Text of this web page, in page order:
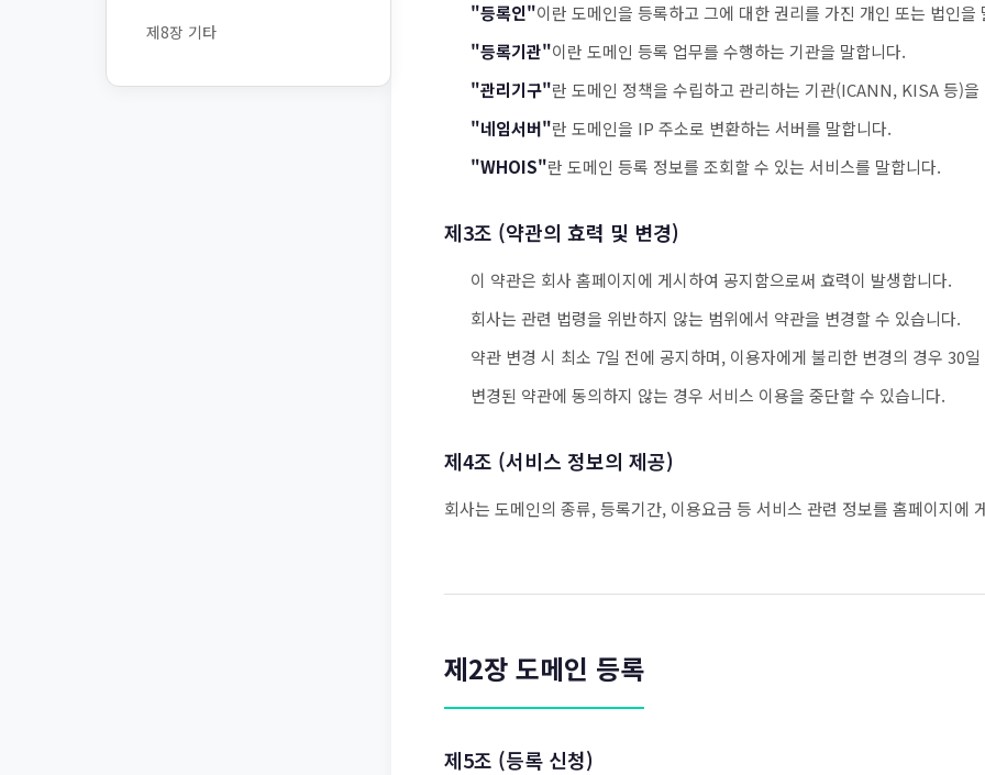
제8장 기타
"등록인"이란 도메인을 등록하고 그에 대한 권리를 가진 개인 또는 법인을
"등록기관"이란 도메인 등록 업무를 수행하는 기관을 말합니다.
"관리기구"란 도메인 정책을 수립하고 관리하는 기관(ICANN, KISA 등)을
"네임서버"란 도메인을 IP 주소로 변환하는 서버를 말합니다.
"WHOIS"란 도메인 등록 정보를 조회할 수 있는 서비스를 말합니다.
제3조 (약관의 효력 및 변경)
이 약관은 회사 홈페이지에 게시하여 공지함으로써 효력이 발생합니다.
회사는 관련 법령을 위반하지 않는 범위에서 약관을 변경할 수 있습니다.
약관 변경 시 최소 7일 전에 공지하며, 이용자에게 불리한 변경의 경우 30
변경된 약관에 동의하지 않는 경우 서비스 이용을 중단할 수 있습니다.
제4조 (서비스 정보의 제공)
회사는 도메인의 종류, 등록기간, 이용요금 등 서비스 관련 정보를 홈페이지에
제2장 도메인 등록
제5조 (등록 신청)